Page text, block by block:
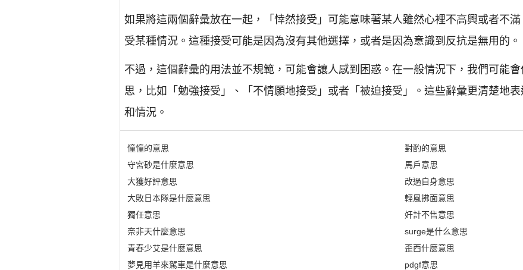
如果將這兩個辭彙放在一起，「悻然接受」可能意味著某人雖然心裡不高興或者不
受某種情況。這種接受可能是因為沒有其他選擇，或者是因為意識到反抗是無用的。
不過，這個辭彙的用法並不規範，可能會讓人感到困惑。在一般情況下，我們可能
思，比如「勉強接受」、「不情願地接受」或者「被迫接受」。這些辭彙更清楚地
和情況。
憧憧的意思
守宮砂是什麼意思
大獲好評意思
大敗日本隊是什麼意思
獨任意思
奈非天什麼意思
青春少艾是什麼意思
夢見用羊來駕車是什麼意思
對酌的意思
馬戶意思
改過自身意思
輕風拂面意思
奸計不售意思
surge是什么意思
歪西什麼意思
pdgf意思